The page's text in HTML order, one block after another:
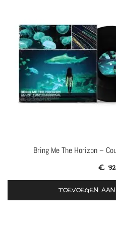
Bring Me The Horizon –
€
TOEVOEGEN